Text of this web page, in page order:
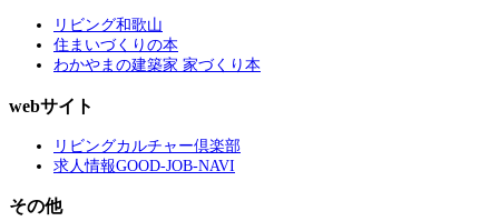
リビング和歌山
住まいづくりの本
わかやまの建築家 家づくり本
webサイト
リビングカルチャー倶楽部
求人情報GOOD-JOB-NAVI
その他